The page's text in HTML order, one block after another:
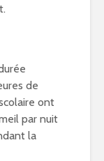
de
ont
par nuit
la